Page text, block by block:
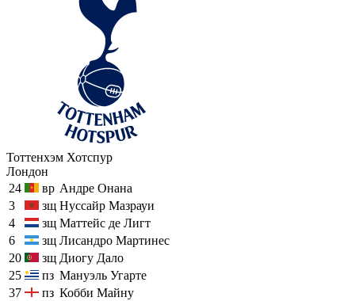
Тоттенхэм Хотспур
Лондон
24
вр Андре Онана
3
зщ Нуссайр Мазрауи
4
зщ Маттейс де Лигт
6
зщ Лисандро Мартинес
20
зщ Диогу Дало
25
пз Мануэль Угарте
37
пз Кобби Майну